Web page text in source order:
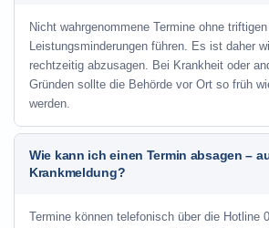
Nicht wahrgenommene Termine ohne
Leistungsminderungen führen. Es ist daher
rechtzeitig abzusagen. Bei Krankheit oder
Gründen sollte die Behörde vor Ort so früh
werden.
Wie kann ich einen Termin absagen –
Krankmeldung?
Termine können telefonisch über die Hotline